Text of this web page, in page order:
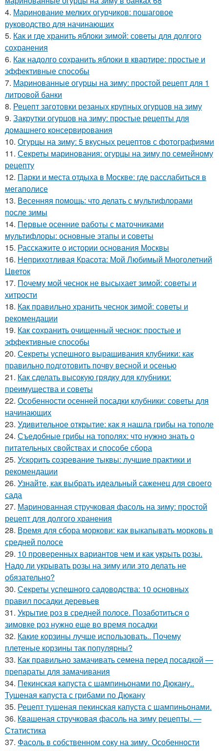
4. Маринование мелких огурчиков: пошаговое
руководство для начинающих
5. Как и где хранить яблоки зимой: советы для долгого
сохранения
6. Как надолго сохранить яблоки в квартире: простые и
эффективные способы
7. Маринованные огурцы на зиму: простой рецепт для 1
литровой банки
8. Рецепт заготовки резаных крупных огурцов на зиму
9. Закрутки огурцов на зиму: простые рецепты для
домашнего консервирования
10. Огурцы на зиму: 5 вкусных рецептов с фотографиями
11. Секреты маринования: огурцы на зиму по семейному
рецепту
12. Парки и места отдыха в Москве: где расслабиться в
мегаполисе
13. Весенняя помощь: что делать с мультифлорами
после зимы
14. Первые осенние работы с маточниками
мультифлоры: основные этапы и советы
15. Расскажите о истории основания Москвы
16. Неприхотливая Красота: Мой Любимый Многолетний
Цветок
17. Почему мой чеснок не высыхает зимой: советы и
хитрости
18. Как правильно хранить чеснок зимой: советы и
рекомендации
19. Как сохранить очищенный чеснок: простые и
эффективные способы
20. Секреты успешного выращивания клубники: как
правильно подготовить почву весной и осенью
21. Как сделать высокую грядку для клубники:
преимущества и советы
22. Особенности осенней посадки клубники: советы для
начинающих
23. Удивительное открытие: как я нашла грибы на тополе
24. Съедобные грибы на тополях: что нужно знать о
питательных свойствах и способе сбора
25. Ускорить созревание тыквы: лучшие практики и
рекомендации
26. Узнайте, как выбрать идеальный саженец для своего
сада
27. Маринованная стручковая фасоль на зиму: простой
рецепт для долгого хранения
28. Время для сбора моркови: как выкапывать морковь в
средней полосе
29. 10 проверенных вариантов чем и как укрыть розы.
Надо ли укрывать розы на зиму или это делать не
обязательно?
30. Секреты успешного садоводства: 10 основных
правил посадки деревьев
31. Укрытие роз в средней полосе. Позаботиться о
зимовке роз нужно еще во время посадки
32. Какие корзины лучше использовать.. Почему
плетеные корзины так популярны?
33. Как правильно замачивать семена перед посадкой —
препараты для замачивания
34. Пекинская капуста с шампиньонами по Дюкану..
Тушеная капуста с грибами по Дюкану
35. Рецепт тушеная пекинская капуста с шампиньонами.
36. Квашеная стручковая фасоль на зиму рецепты. —
Статистика
37. Фасоль в собственном соку на зиму. Особенности